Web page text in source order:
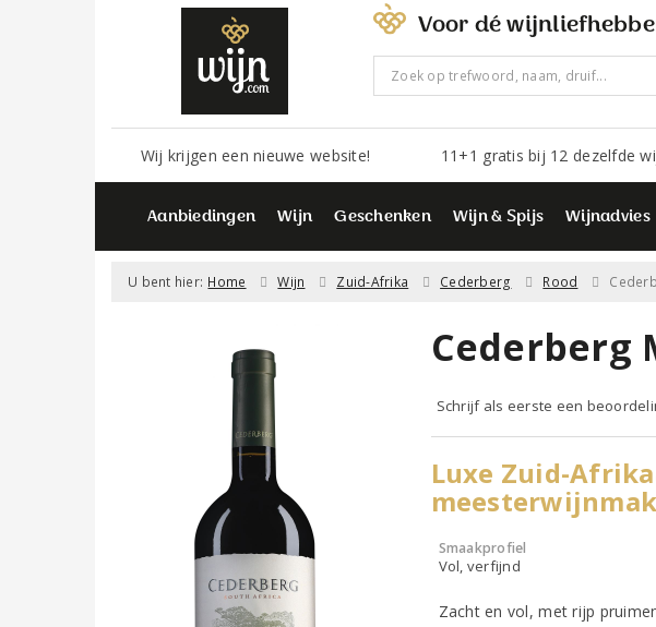
Voor dé
Wij krijgen een nieuwe website! 11+1 gratis bij 12 dezelfde
Aanbiedingen Wijn Geschenken Wijn & Spijs Wijnadvies
U bent hier: Home Wijn Zuid-Afrika Cederberg Rood
Cederberg
Schrijf als eerste een
Luxe Zuid-
Smaakprofiel
Vol, verfijnd
Zacht en vol, met rijp